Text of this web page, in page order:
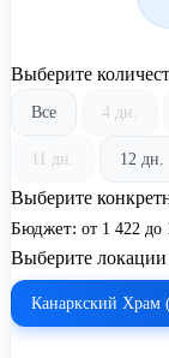
Выберите
Все 4 дн.
11 дн. 12 дн.
Выберите
Бюджет: от 1 422 до
Выберите
Канаркский Храм